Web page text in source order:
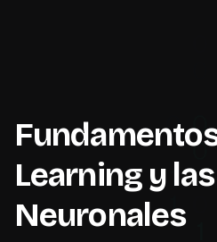
Learning y
Neuronales